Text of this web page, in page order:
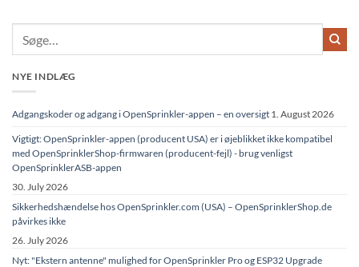
NYE INDLÆG
Adgangskoder og adgang i OpenSprinkler-appen – en oversigt 1. August 2026
Vigtigt: OpenSprinkler-appen (producent USA) er i øjeblikket ikke kompatibel
med OpenSprinklerShop-firmwaren (producent-fejl) - brug venligst
OpenSprinklerASB-appen
30. July 2026
Sikkerhedshændelse hos OpenSprinkler.com (USA) – OpenSprinklerShop.de
påvirkes ikke
26. July 2026
Nyt: "Ekstern antenne" mulighed for OpenSprinkler Pro og ESP32 Upgrade